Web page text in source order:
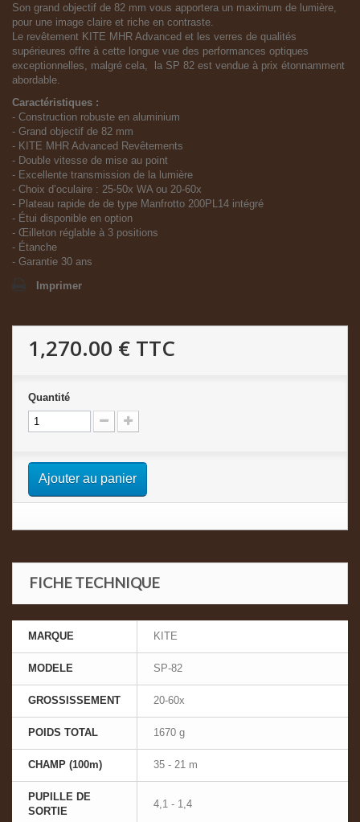
Son grand objectif de 82 mm vous apportera un maximum de lumière,
pour une image claire et riche en contraste.
Le revêtement KITE MHR Advanced et les verres de qualités
supérieures offre à cette longue vue des performances optiques
exceptionnelles, malgré cela, la SP 82 est vendue à prix étonnamment
abordable.
Caractéristiques :
- Construction robuste en aluminium
- Grand objectif de 82 mm
- KITE MHR Advanced Revêtements
- Double vitesse de mise au point
- Excellente transmission de la lumière
- Choix d’oculaire : 25-50x WA ou 20-60x
- Plateau rapide de de type Manfrotto 200PL14 intégré
- Étui disponible en option
- Œilleton réglable à 3 positions
- Étanche
- Garantie 30 ans
Imprimer
1,270.00 € TTC
Quantité
Ajouter au panier
FICHE TECHNIQUE
MARQUE KITE
MODELE SP-82
GROSSISSEMENT 20-60x
POIDS TOTAL 1670 g
CHAMP (100m) 35 - 21 m
PUPILLE DE
SORTIE
4,1 - 1,4